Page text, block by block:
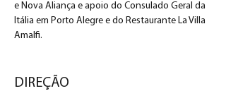
e Nova Aliança e apoio do Consulado Geral da
Itália em Porto Alegre e do Restaurante La Villa
Amalfi.
DIREÇÃO